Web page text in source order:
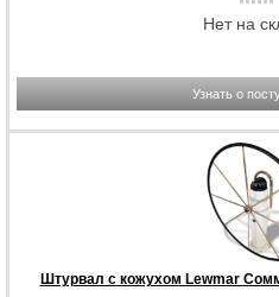
Нет на
Узнать о
Штурвал с кожухом Lewmar